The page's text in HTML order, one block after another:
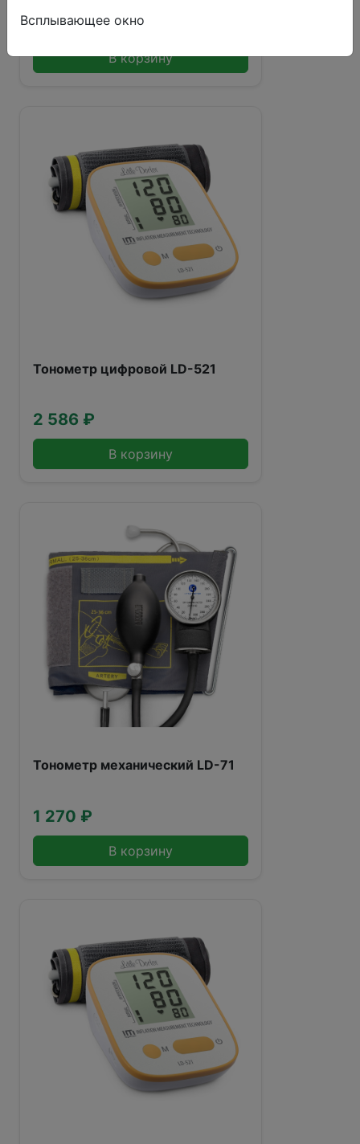
3 100 ₽
В корзину
Тонометр цифровой LD-521
2 586 ₽
В корзину
Тонометр механический LD-71
1 270 ₽
В корзину
Всплывающее окно